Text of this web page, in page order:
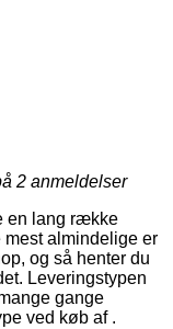
2 anmeldelser
en lang række
mest almindelige er
og så henter du
Leveringstypen
gange
ved køb af .